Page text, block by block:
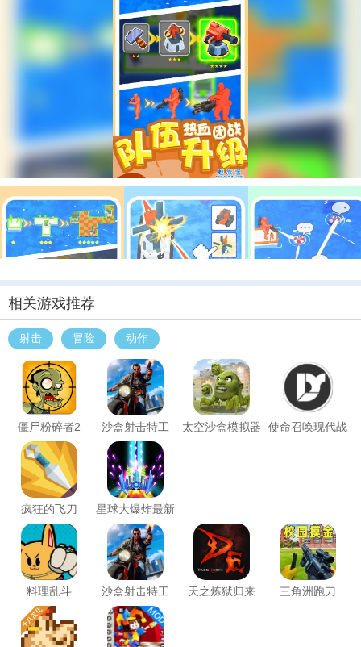
相关游戏推荐
射击 冒险 动作
僵尸粉碎者2 沙盒射击特工
太空沙盒模拟器
使命召唤现代战
疯狂的飞刀
星球大爆炸最新
版
料理乱斗 沙盒射击特工 天之炼狱归来 三角洲跑刀